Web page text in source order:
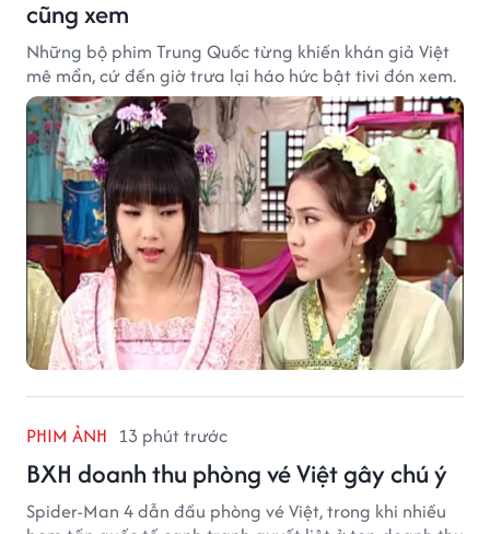
cũng xem
Những bộ phim Trung Quốc từng khiến khán giả Việt
mê mẩn, cứ đến giờ trưa lại háo hức bật tivi đón xem.
PHIM ẢNH 13 phút trước
BXH doanh thu phòng vé Việt gây chú ý
Spider-Man 4 dẫn đầu phòng vé Việt, trong khi nhiều